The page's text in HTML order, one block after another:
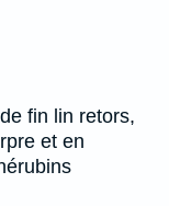
fin lin retors,
et en